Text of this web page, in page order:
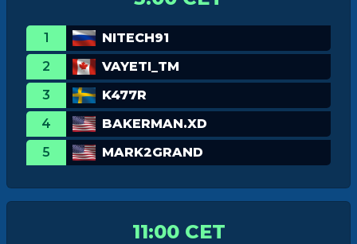
1
NITECH91
2
VAYETI_TM
3
K477R
4
BAKERMAN.XD
5
MARK2GRAND
11:00 CET